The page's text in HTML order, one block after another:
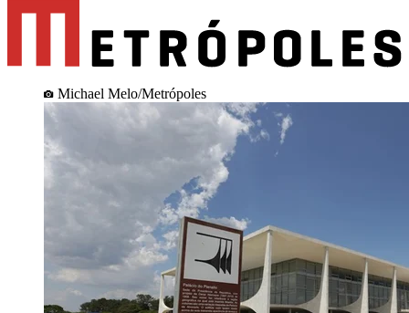
Michael Melo/Metrópoles